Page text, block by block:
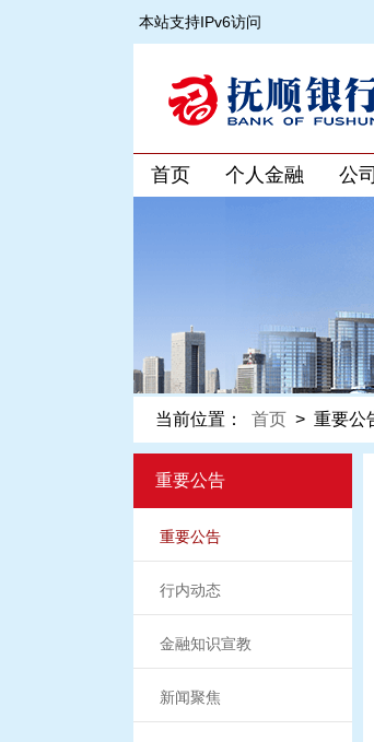
本站支持IPv6访问
首页 个人金融 公
当前位置： 首页 > 重要公
重要公告
重要公告
行内动态
金融知识宣教
新闻聚焦